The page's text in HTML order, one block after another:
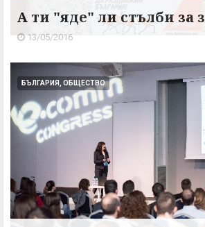
А ти "яде" ли стълби за
13/05/2016
БЪЛГАРИЯ, ОБЩЕСТВО